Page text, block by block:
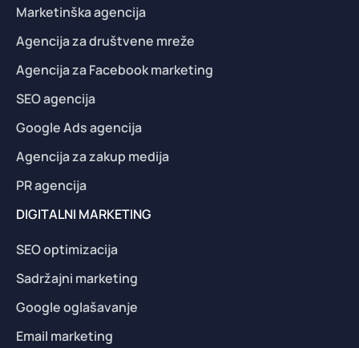
Marketinška agencija
Agencija za društvene mreže
Agencija za Facebook marketing
SEO agencija
Google Ads agencija
Agencija za zakup medija
PR agencija
DIGITALNI MARKETING
SEO optimizacija
Sadržajni marketing
Google oglašavanje
Email marketing